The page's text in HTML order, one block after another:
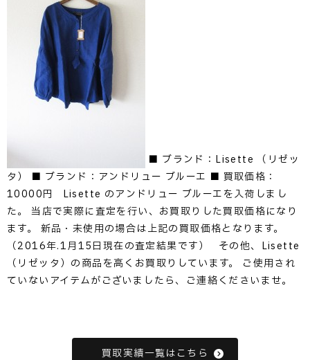
■ ブランド：Lisette （リゼッ
タ） ■ ブランド：アンドリュー ブルーエ ■ 買取価格：
10000円 Lisette のアンドリュー ブルーエを入荷しまし
た。 当店で実際に査定を行い、お買取りした買取価格になり
ます。 新品・未使用の場合は上記の買取価格となります。
（2016年.1月15日現在の査定結果です） その他、Lisette
（リゼッタ）の商品を高くお買取りしています。 ご使用され
ていないアイテムがございましたら、ご連絡くださいませ。
買取実績一覧はこちら